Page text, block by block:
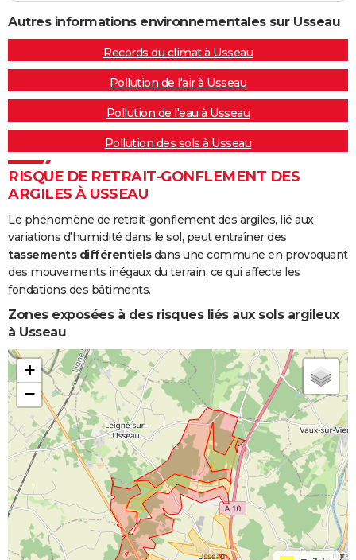
Autres informations environnementales sur Usseau
Records du climat à Usseau
Pollution de l'air à Usseau
Pollution de l'eau à Usseau
Pollution des sols à Usseau
RISQUE DE RETRAIT-GONFLEMENT DES
ARGILES À USSEAU
Le phénomène de retrait-gonflement des argiles, lié aux
variations d'humidité dans le sol, peut entraîner des
tassements différentielsdans une commune en provoquant
des mouvements inégaux du terrain, ce qui affecte les
fondations des bâtiments.
Zones exposées à des risques liés aux sols argileux
à Usseau
+
−